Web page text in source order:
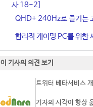
사 18-2]
QHD+ 240Hz로 즐기는
합리적 게이밍 PC를 위
이 기사의 의견 보기
트위터 베타서비스
기자의 시각이 항상